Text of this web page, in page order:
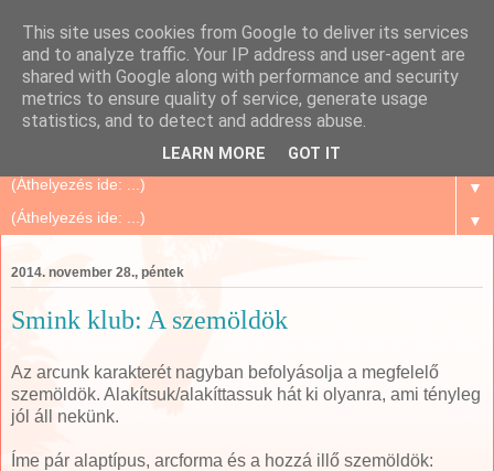
Szépségápolás Otthon
Oriflame Mindenkinek, mert megbízható és sok tanács,
történet, tapasztalat...
▼
▼
2014. november 28., péntek
Smink klub: A szemöldök
Az arcunk karakterét nagyban befolyásolja a megfelelő
szemöldök. Alakítsuk/alakíttassuk hát ki olyanra, ami tényleg
jól áll nekünk.
Íme pár alaptípus, arcforma és a hozzá illő szemöldök:
This site uses cookies from Google to deliver its services
and to analyze traffic. Your IP address and user-agent are
shared with Google along with performance and security
metrics to ensure quality of service, generate usage
statistics, and to detect and address abuse.
LEARN MORE GOT IT